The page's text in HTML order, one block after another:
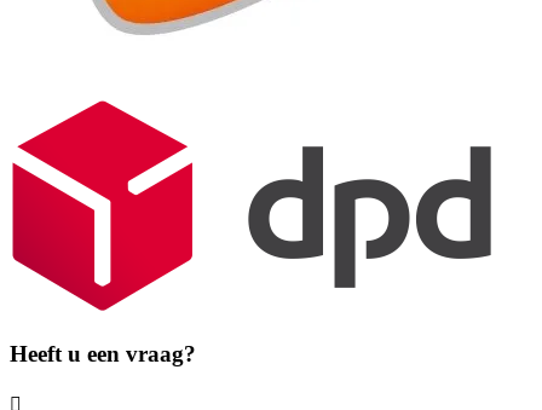
Heeft u een vraag?